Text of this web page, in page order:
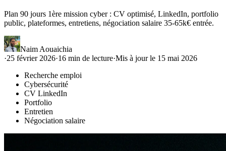
Plan 90 jours 1ère mission cyber : CV optimisé, LinkedIn, portfolio
public, plateformes, entretiens, négociation salaire 35-65k€ entrée.
Naim Aouaichia
·25 février 2026·16 min de lecture·Mis à jour le 15 mai 2026
Recherche emploi
Cybersécurité
CV LinkedIn
Portfolio
Entretien
Négociation salaire